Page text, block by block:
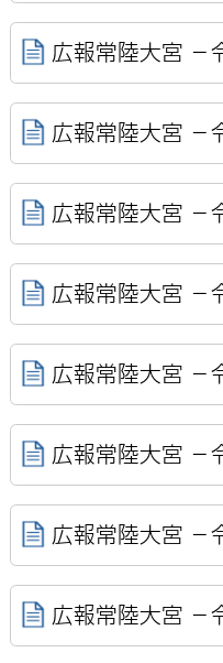
広報常陸大宮 －
広報常陸大宮 －
広報常陸大宮 －
広報常陸大宮 －
広報常陸大宮 －
広報常陸大宮 －
広報常陸大宮 －
広報常陸大宮 －